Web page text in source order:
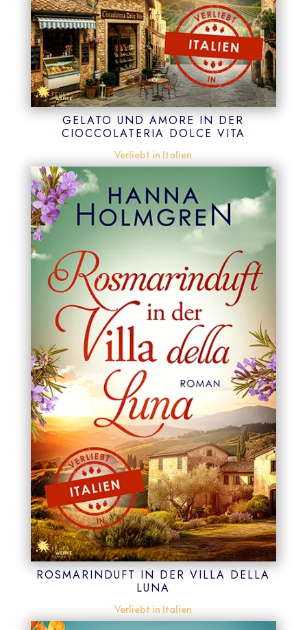
GELATO UND AMORE IN DER
CIOCCOLATERIA DOLCE VITA
Verliebt in Italien
ROSMARINDUFT IN DER VILLA DELLA
LUNA
Verliebt in Italien